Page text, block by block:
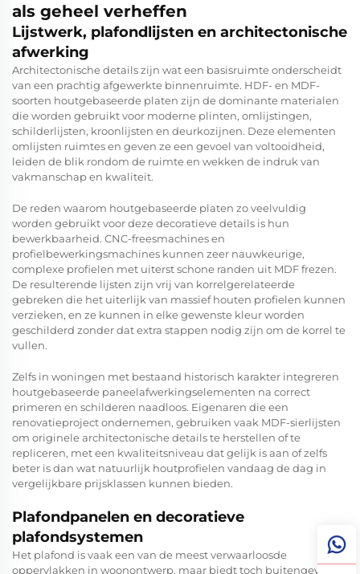
als geheel verheffen
Lijstwerk, plafondlijsten en architectonische
afwerking
Architectonische details zijn wat een basisruimte onderscheidt
van een prachtig afgewerkte binnenruimte. HDF- en MDF-
soorten houtgebaseerde platen zijn de dominante materialen
die worden gebruikt voor moderne plinten, omlijstingen,
schilderlijsten, kroonlijsten en deurkozijnen. Deze elementen
omlijsten ruimtes en geven ze een gevoel van voltooidheid,
leiden de blik rondom de ruimte en wekken de indruk van
vakmanschap en kwaliteit.
De reden waarom houtgebaseerde platen zo veelvuldig
worden gebruikt voor deze decoratieve details is hun
bewerkbaarheid. CNC-freesmachines en
profielbewerkingsmachines kunnen zeer nauwkeurige,
complexe profielen met uiterst schone randen uit MDF frezen.
De resulterende lijsten zijn vrij van korrelgerelateerde
gebreken die het uiterlijk van massief houten profielen kunnen
verzieken, en ze kunnen in elke gewenste kleur worden
geschilderd zonder dat extra stappen nodig zijn om de korrel te
vullen.
Zelfs in woningen met bestaand historisch karakter integreren
houtgebaseerde paneelafwerkingselementen na correct
primeren en schilderen naadloos. Eigenaren die een
renovatieproject ondernemen, gebruiken vaak MDF-sierlijsten
om originele architectonische details te herstellen of te
repliceren, met een kwaliteitsniveau dat gelijk is aan of zelfs
beter is dan wat natuurlijk houtprofielen vandaag de dag in
vergelijkbare prijsklassen kunnen bieden.
Plafondpanelen en decoratieve
plafondsystemen
Het plafond is vaak een van de meest verwaarloosde
oppervlakken in woonontwerp, maar biedt toch buitengewoon